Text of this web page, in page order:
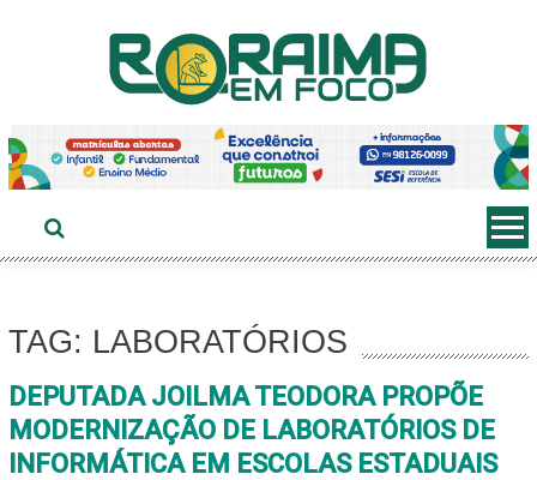
TAG: LABORATÓRIOS
DEPUTADA JOILMA TEODORA PROPÕE
MODERNIZAÇÃO DE LABORATÓRIOS DE
INFORMÁTICA EM ESCOLAS ESTADUAIS